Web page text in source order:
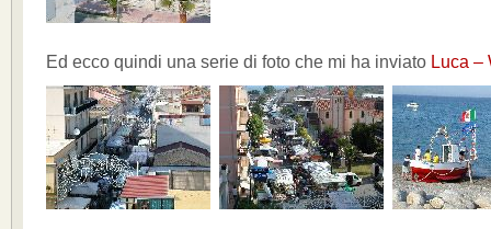
Ed ecco quindi una serie di foto che mi ha inviato Luca –